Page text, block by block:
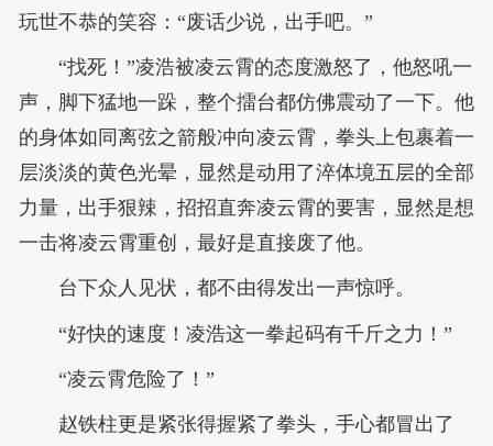
玩世不恭的笑容：“废话少说，出手吧。”
“找死！”凌浩被凌云霄的态度激怒了，他怒吼一
声，脚下猛地一跺，整个擂台都仿佛震动了一下。他
的身体如同离弦之箭般冲向凌云霄，拳头上包裹着一
层淡淡的黄色光晕，显然是动用了淬体境五层的全部
力量，出手狠辣，招招直奔凌云霄的要害，显然是想
一击将凌云霄重创，最好是直接废了他。
台下众人见状，都不由得发出一声惊呼。
“好快的速度！凌浩这一拳起码有千斤之力！”
“凌云霄危险了！”
赵铁柱更是紧张得握紧了拳头，手心都冒出了